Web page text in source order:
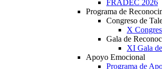
FRADEC 2026
Programa de
Congreso de
X
Gala de
XI Gala
Apoyo Emocional
Programa de